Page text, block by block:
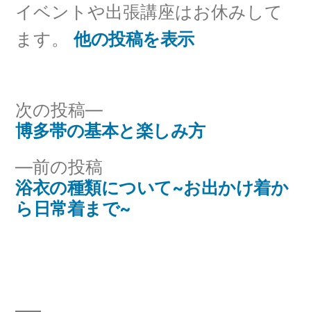
イベントや出張講座はお休みして
ます。他の投稿を表示
投
稿
ナ
前の投稿
の
投
浴衣の種類について~お出かけ着か
ら日常着まで~
次の投稿
次
の
博多帯の基本と楽しみ方